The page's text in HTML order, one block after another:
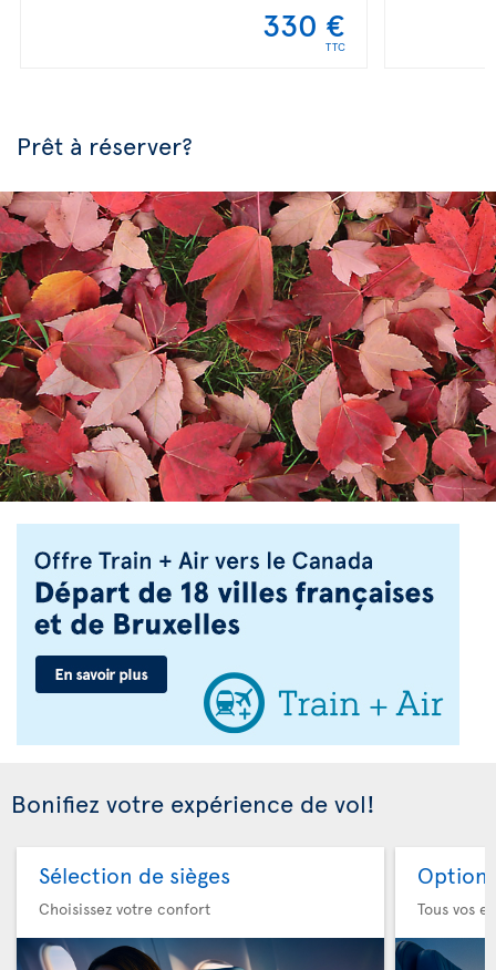
330 €
TTC
Prêt à réserver?
Bonifiez votre expérience de vol!
Sélection de sièges
Choisissez votre confort
Option
Tous vos